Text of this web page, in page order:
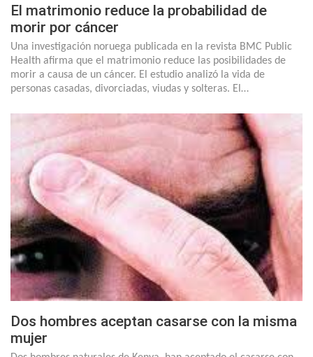
El matrimonio reduce la probabilidad de
morir por cáncer
Una investigación noruega publicada en la revista BMC Public
Health afirma que el matrimonio reduce las posibilidades de
morir a causa de un cáncer. El estudio analizó la vida de
personas casadas, divorciadas, viudas y solteras. El…
Dos hombres aceptan casarse con la misma
mujer